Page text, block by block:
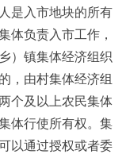
是入市地块的所有
体负责入市工作，
）镇集体经济组织
，由村集体经济组
个及以上农民集体
体行使所有权。集
以通过授权或者委